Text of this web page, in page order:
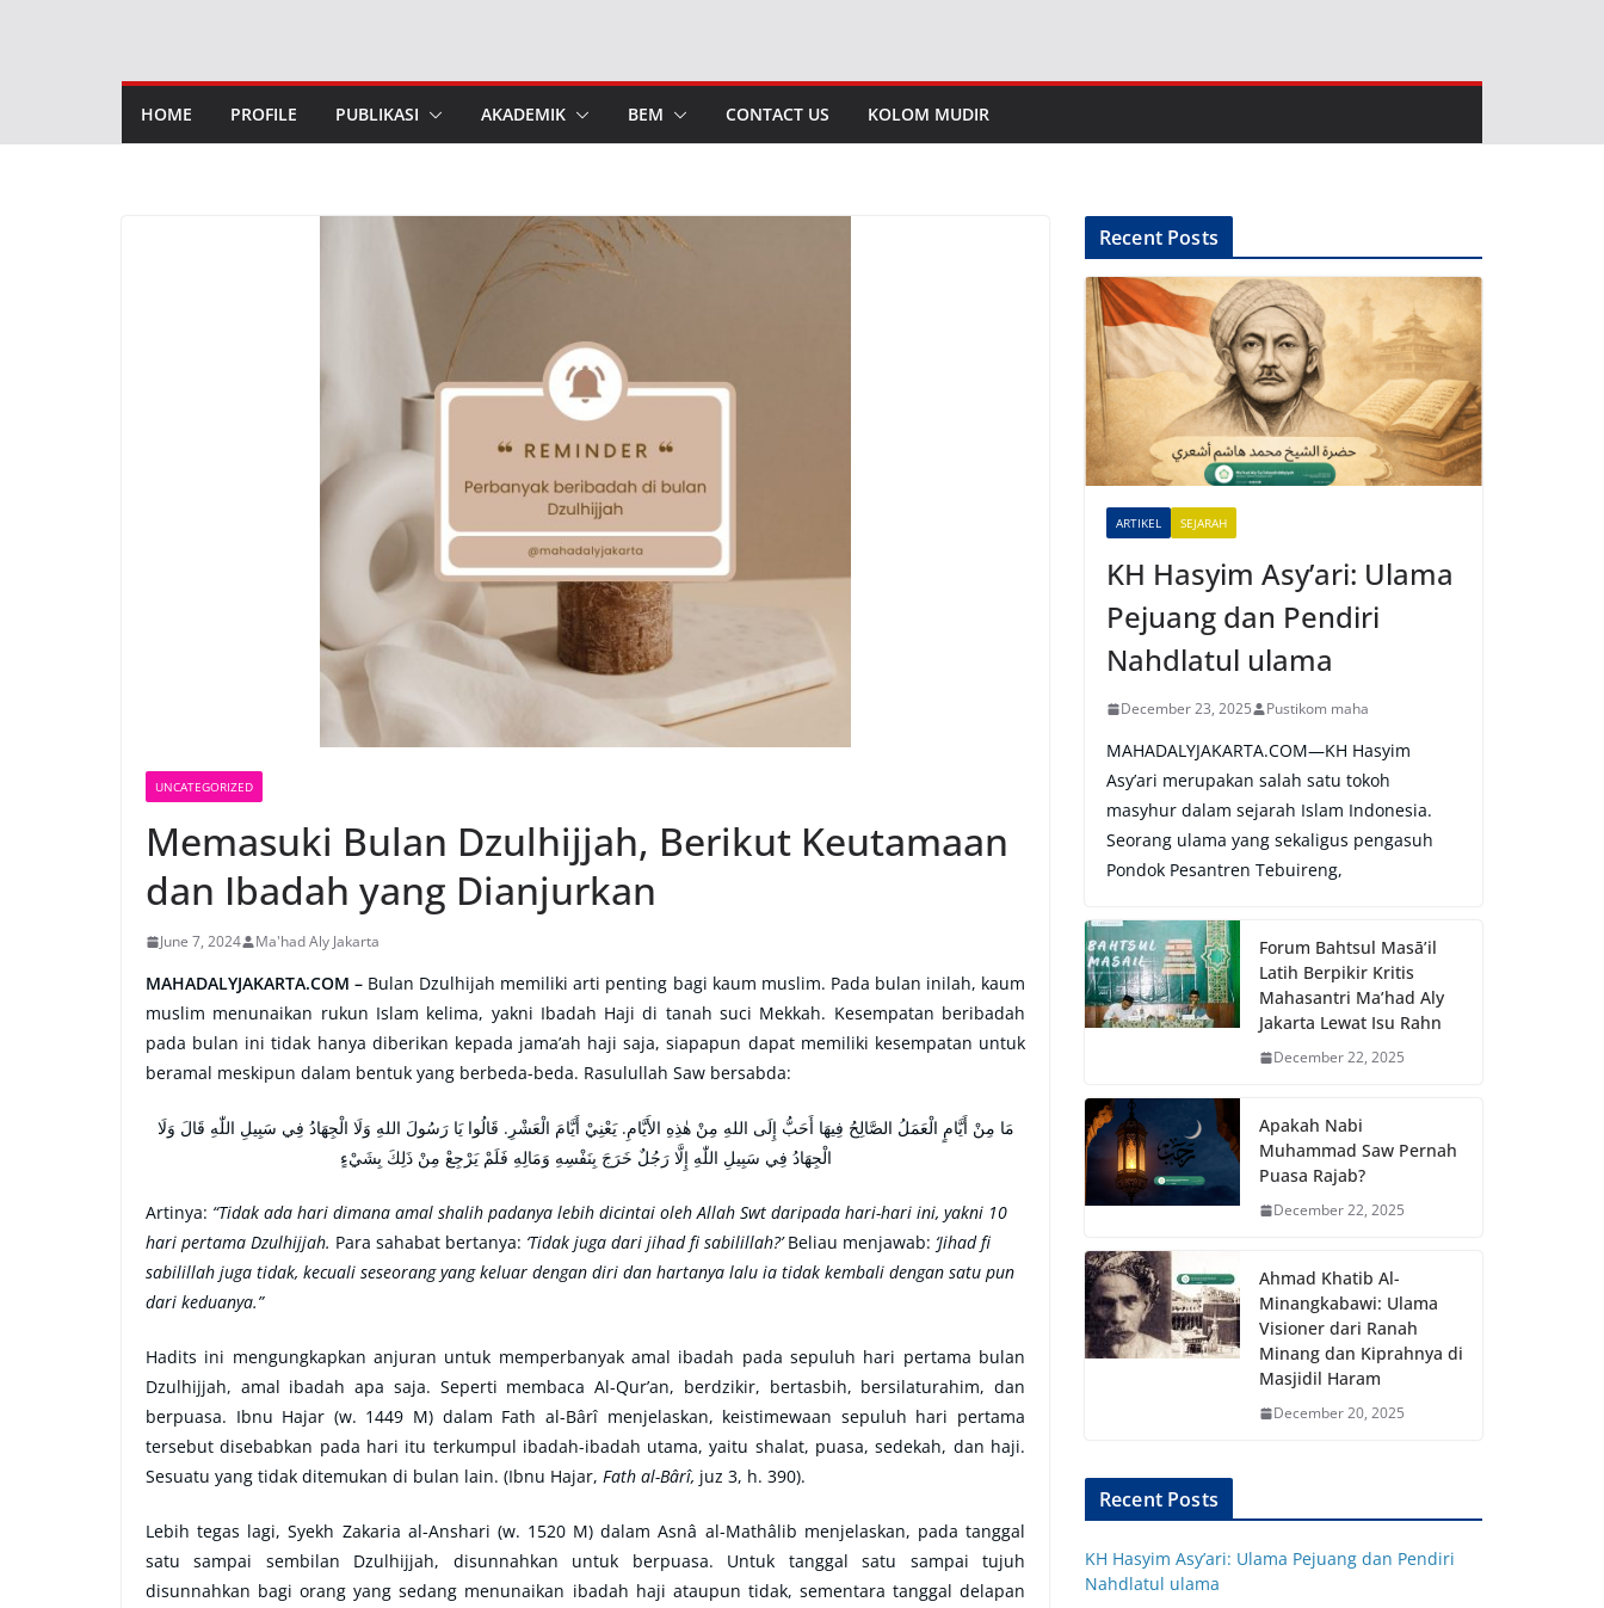
HOME PROFILE PUBLIKASI AKADEMIK BEM CONTACT US KOLOM MUDIR
UNCATEGORIZED
Memasuki Bulan Dzulhijjah, Berikut Keutamaan
dan Ibadah yang Dianjurkan
June 7, 2024 Ma'had Aly Jakarta
MAHADALYJAKARTA.COM – Bulan Dzulhijah memiliki arti penting bagi kaum muslim. Pada bulan inilah, kaum
muslim menunaikan rukun Islam kelima, yakni Ibadah Haji di tanah suci Mekkah. Kesempatan beribadah
pada bulan ini tidak hanya diberikan kepada jama’ah haji saja, siapapun dapat memiliki kesempatan untuk
beramal meskipun dalam bentuk yang berbeda-beda. Rasulullah Saw bersabda:
مَا مِنْ أَيَّامٍ الْعَمَلُ الصَّالِحُ فِيهَا أَحَبُّ إِلَى اللهِ مِنْ هٰذِهِ الأَيَّامِ. يَعْنِيْ أَيَّامَ الْعَشْرِ. قَالُوا يَا رَسُولَ اللهِ وَلَا الْجِهَادُ فِي سَبِيلِ اللّٰهِ قَالَ وَلَا
الْجِهَادُ فِي سَبِيلِ اللّٰهِ إِلَّا رَجُلٌ خَرَجَ بِنَفْسِهِ وَمَالِهِ فَلَمْ يَرْجِعْ مِنْ ذَلِكَ بِشَيْءٍ
Artinya: “Tidak ada hari dimana amal shalih padanya lebih dicintai oleh Allah Swt daripada hari-hari ini, yakni 10
hari pertama Dzulhijjah. Para sahabat bertanya: ‘Tidak juga dari jihad fi sabilillah?’Beliau menjawab: ‘Jihad fi
sabilillah juga tidak, kecuali seseorang yang keluar dengan diri dan hartanya lalu ia tidak kembali dengan satu pun
dari keduanya.”
Hadits ini mengungkapkan anjuran untuk memperbanyak amal ibadah pada sepuluh hari pertama bulan
Dzulhijjah, amal ibadah apa saja. Seperti membaca Al-Qur’an, berdzikir, bertasbih, bersilaturahim, dan
berpuasa. Ibnu Hajar (w. 1449 M) dalam Fath al-Bârî menjelaskan, keistimewaan sepuluh hari pertama
tersebut disebabkan pada hari itu terkumpul ibadah-ibadah utama, yaitu shalat, puasa, sedekah, dan haji.
Sesuatu yang tidak ditemukan di bulan lain. (Ibnu Hajar, Fath al-Bârî, juz 3, h. 390).
Lebih tegas lagi, Syekh Zakaria al-Anshari (w. 1520 M) dalam Asnâ al-Mathâlib menjelaskan, pada tanggal
satu sampai sembilan Dzulhijjah, disunnahkan untuk berpuasa. Untuk tanggal satu sampai tujuh
disunnahkan bagi orang yang sedang menunaikan ibadah haji ataupun tidak, sementara tanggal delapan
Recent Posts
ARTIKEL SEJARAH
KH Hasyim Asy’ari: Ulama
Pejuang dan Pendiri
Nahdlatul ulama
December 23, 2025 Pustikom maha
MAHADALYJAKARTA.COM—KH Hasyim
Asy’ari merupakan salah satu tokoh
masyhur dalam sejarah Islam Indonesia.
Seorang ulama yang sekaligus pengasuh
Pondok Pesantren Tebuireng,
Forum Bahtsul Masā’il
Latih Berpikir Kritis
Mahasantri Ma’had Aly
Jakarta Lewat Isu Rahn
December 22, 2025
Apakah Nabi
Muhammad Saw Pernah
Puasa Rajab?
December 22, 2025
Ahmad Khatib Al-
Minangkabawi: Ulama
Visioner dari Ranah
Minang dan Kiprahnya di
Masjidil Haram
December 20, 2025
Recent Posts
KH Hasyim Asy’ari: Ulama Pejuang dan Pendiri
Nahdlatul ulama